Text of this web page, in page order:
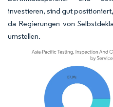
investieren, sind gut
da Regierungen von
umstellen.